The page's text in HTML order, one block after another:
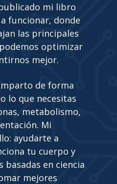
mi libro
funcionar, donde
las principales
optimizar
mejor.
de forma
lo que necesitas
metabolismo,
Mi
ayudarte a
tu cuerpo y
en ciencia
mejores